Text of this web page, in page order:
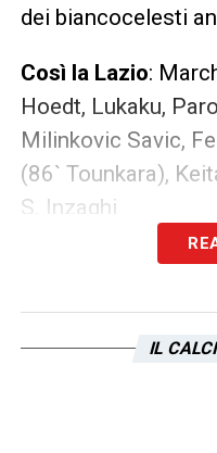
dei biancocelesti
Così la Lazio:
Hoedt, Lukaku,
Milinkovic Savic,
(86` Tounkara),
S. Inzaghi
IL